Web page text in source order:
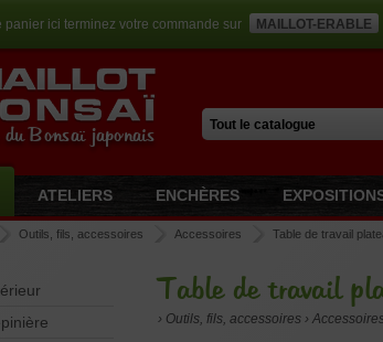
panier ici terminez votre commande sur MAILLOT-ERABLE
du Bonsaï japonais
ATELIERS ENCHÈRES
Outils, fils, accessoires Accessoires Table de travail
Table de travail
› Outils, fils, accessoires ›